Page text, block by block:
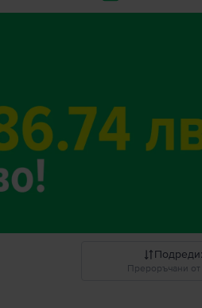
Подреди:
Прероръчани от